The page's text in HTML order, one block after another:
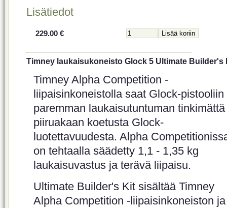
Lisätiedot
229.00 €
Timney laukaisukoneisto Glock 5 Ultimate Builder's
Timney Alpha Competition -
liipaisinkoneistolla saat Glock-pistooliin
paremman laukaisutuntuman tinkimättä
piiruakaan koetusta Glock-
luotettavuudesta. Alpha
on tehtaalla säädetty 1,1 - 1,35 kg
laukaisuvastus ja terävä liipaisu.
Ultimate Builder's Kit sisältää Timney
Alpha Competition -liipaisinkoneiston ja